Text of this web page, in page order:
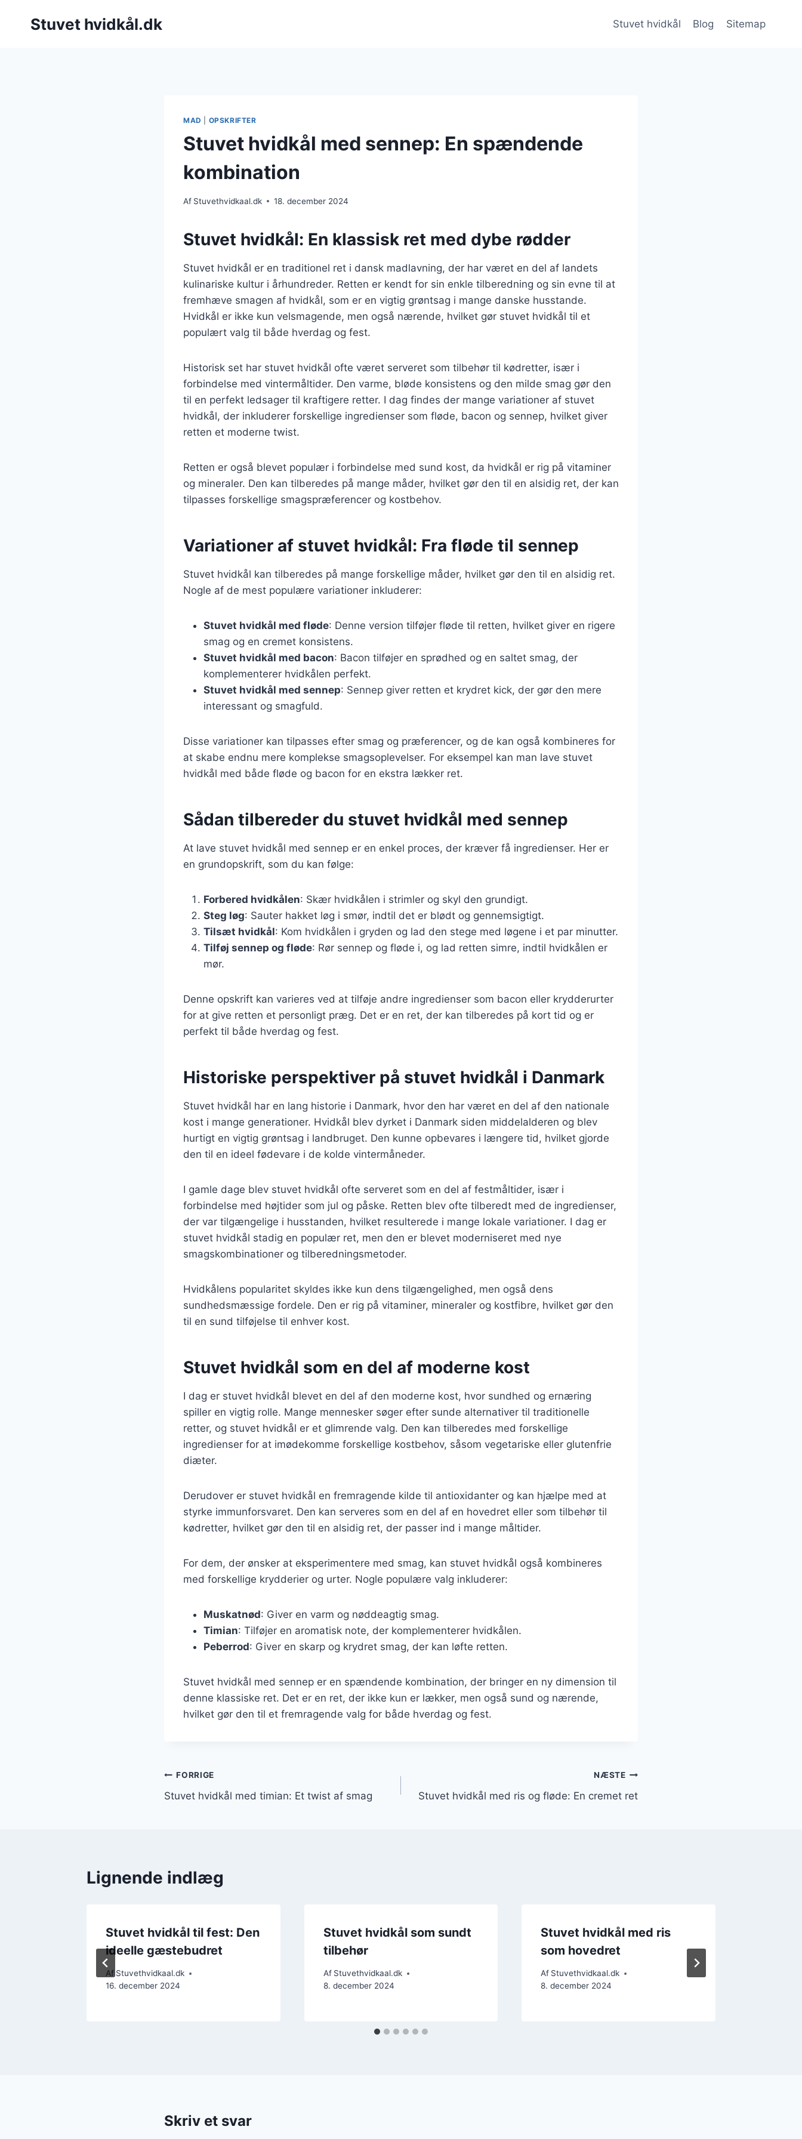
Stuvet hvidkål.dk Stuvet hvidkål Blog Sitemap
MAD OPSKRIFTER
Stuvet hvidkål med sennep: En spændende
kombination
Af Stuvethvidkaal.dk 18. december 2024
Stuvet hvidkål: En klassisk ret med dybe rødder
Stuvet hvidkål er en traditionel ret i dansk madlavning, der har været en del af landets
kulinariske kultur i århundreder. Retten er kendt for sin enkle tilberedning og sin evne til at
fremhæve smagen af hvidkål, som er en vigtig grøntsag i mange danske husstande.
Hvidkål er ikke kun velsmagende, men også nærende, hvilket gør stuvet hvidkål til et
populært valg til både hverdag og fest.
Historisk set har stuvet hvidkål ofte været serveret som tilbehør til kødretter, især i
forbindelse med vintermåltider. Den varme, bløde konsistens og den milde smag gør den
til en perfekt ledsager til kraftigere retter. I dag findes der mange variationer af stuvet
hvidkål, der inkluderer forskellige ingredienser som fløde, bacon og sennep, hvilket giver
retten et moderne twist.
Retten er også blevet populær i forbindelse med sund kost, da hvidkål er rig på vitaminer
og mineraler. Den kan tilberedes på mange måder, hvilket gør den til en alsidig ret, der kan
tilpasses forskellige smagspræferencer og kostbehov.
Variationer af stuvet hvidkål: Fra fløde til sennep
Stuvet hvidkål kan tilberedes på mange forskellige måder, hvilket gør den til en alsidig ret.
Nogle af de mest populære variationer inkluderer:
Stuvet hvidkål med fløde: Denne version tilføjer fløde til retten, hvilket giver en rigere
smag og en cremet konsistens.
Stuvet hvidkål med bacon: Bacon tilføjer en sprødhed og en saltet smag, der
komplementerer hvidkålen perfekt.
Stuvet hvidkål med sennep: Sennep giver retten et krydret kick, der gør den mere
interessant og smagfuld.
Disse variationer kan tilpasses efter smag og præferencer, og de kan også kombineres for
at skabe endnu mere komplekse smagsoplevelser. For eksempel kan man lave stuvet
hvidkål med både fløde og bacon for en ekstra lækker ret.
Sådan tilbereder du stuvet hvidkål med sennep
At lave stuvet hvidkål med sennep er en enkel proces, der kræver få ingredienser. Her er
en grundopskrift, som du kan følge:
Forbered hvidkålen: Skær hvidkålen i strimler og skyl den grundigt.
Steg løg: Sauter hakket løg i smør, indtil det er blødt og gennemsigtigt.
Tilsæt hvidkål: Kom hvidkålen i gryden og lad den stege med løgene i et par minutter.
Tilføj sennep og fløde: Rør sennep og fløde i, og lad retten simre, indtil hvidkålen er
mør.
Denne opskrift kan varieres ved at tilføje andre ingredienser som bacon eller krydderurter
for at give retten et personligt præg. Det er en ret, der kan tilberedes på kort tid og er
perfekt til både hverdag og fest.
Historiske perspektiver på stuvet hvidkål i Danmark
Stuvet hvidkål har en lang historie i Danmark, hvor den har været en del af den nationale
kost i mange generationer. Hvidkål blev dyrket i Danmark siden middelalderen og blev
hurtigt en vigtig grøntsag i landbruget. Den kunne opbevares i længere tid, hvilket gjorde
den til en ideel fødevare i de kolde vintermåneder.
I gamle dage blev stuvet hvidkål ofte serveret som en del af festmåltider, især i
forbindelse med højtider som jul og påske. Retten blev ofte tilberedt med de ingredienser,
der var tilgængelige i husstanden, hvilket resulterede i mange lokale variationer. I dag er
stuvet hvidkål stadig en populær ret, men den er blevet moderniseret med nye
smagskombinationer og tilberedningsmetoder.
Hvidkålens popularitet skyldes ikke kun dens tilgængelighed, men også dens
sundhedsmæssige fordele. Den er rig på vitaminer, mineraler og kostfibre, hvilket gør den
til en sund tilføjelse til enhver kost.
Stuvet hvidkål som en del af moderne kost
I dag er stuvet hvidkål blevet en del af den moderne kost, hvor sundhed og ernæring
spiller en vigtig rolle. Mange mennesker søger efter sunde alternativer til traditionelle
retter, og stuvet hvidkål er et glimrende valg. Den kan tilberedes med forskellige
ingredienser for at imødekomme forskellige kostbehov, såsom vegetariske eller glutenfrie
diæter.
Derudover er stuvet hvidkål en fremragende kilde til antioxidanter og kan hjælpe med at
styrke immunforsvaret. Den kan serveres som en del af en hovedret eller som tilbehør til
kødretter, hvilket gør den til en alsidig ret, der passer ind i mange måltider.
For dem, der ønsker at eksperimentere med smag, kan stuvet hvidkål også kombineres
med forskellige krydderier og urter. Nogle populære valg inkluderer:
Muskatnød: Giver en varm og nøddeagtig smag.
Timian: Tilføjer en aromatisk note, der komplementerer hvidkålen.
Peberrod: Giver en skarp og krydret smag, der kan løfte retten.
Stuvet hvidkål med sennep er en spændende kombination, der bringer en ny dimension til
denne klassiske ret. Det er en ret, der ikke kun er lækker, men også sund og nærende,
hvilket gør den til et fremragende valg for både hverdag og fest.
Indlægsnavigation
FORRIGE
Stuvet hvidkål med timian: Et twist af smag
NÆSTE
Stuvet hvidkål med ris og fløde: En cremet ret
Lignende indlæg
Stuvet hvidkål til fest: Den
ideelle gæstebudret
Af Stuvethvidkaal.dk
16. december 2024
Stuvet hvidkål som sundt
tilbehør
Af Stuvethvidkaal.dk
8. december 2024
Stuvet hvidkål med ris
som hovedret
Af Stuvethvidkaal.dk
8. december 2024
Skriv et svar